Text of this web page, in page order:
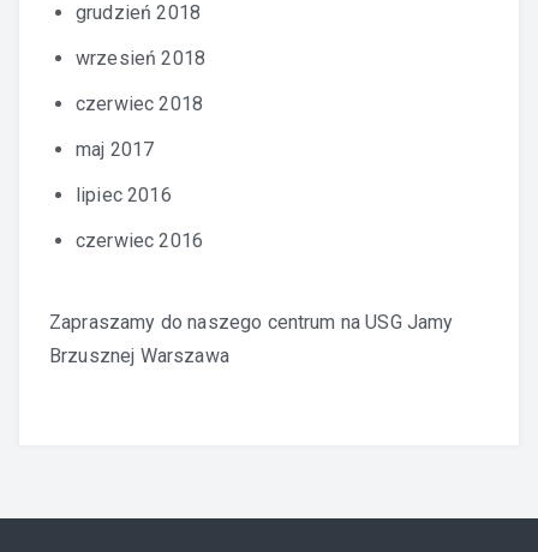
grudzień 2018
wrzesień 2018
czerwiec 2018
maj 2017
lipiec 2016
czerwiec 2016
Zapraszamy do naszego centrum naUSG Jamy
Brzusznej Warszawa